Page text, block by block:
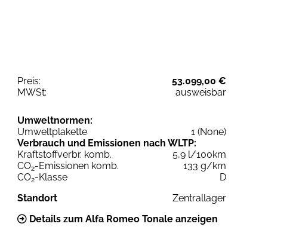
Preis:
53.099,00 €
MWSt:
ausweisbar
Umweltnormen:
Umweltplakette
1 (None)
Verbrauch und Emissionen nach WLTP:
Kraftstoffverbr. komb.
5,9 l/100km
CO2-Emissionen komb.
133 g/km
CO2-Klasse
D
Standort
Zentrallager
Details zum Alfa Romeo Tonale anzeigen